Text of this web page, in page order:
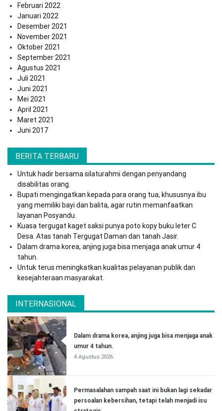
Februari 2022
Januari 2022
Desember 2021
November 2021
Oktober 2021
September 2021
Agustus 2021
Juli 2021
Juni 2021
Mei 2021
April 2021
Maret 2021
Juni 2017
BERITA TERBARU
Untuk hadir bersama silaturahmi dengan penyandang
disabilitas orang.
Bupati mengingatkan kepada para orang tua, khususnya ibu
yang memiliki bayi dan balita, agar rutin memanfaatkan
layanan Posyandu.
Kuasa tergugat kaget saksi punya poto kopy buku leter C
Desa. Atas tanah Tergugat Daman dan tanah Jasir.
Dalam drama korea, anjing juga bisa menjaga anak umur 4
tahun.
Untuk terus meningkatkan kualitas pelayanan publik dan
kesejahteraan masyarakat.
INTERNASIONAL
Dalam drama korea, anjing juga bisa menjaga anak
umur 4 tahun.
4 Agustus 2026
Permasalahan sampah saat ini bukan lagi sekadar
persoalan kebersihan, tetapi telah menjadi isu